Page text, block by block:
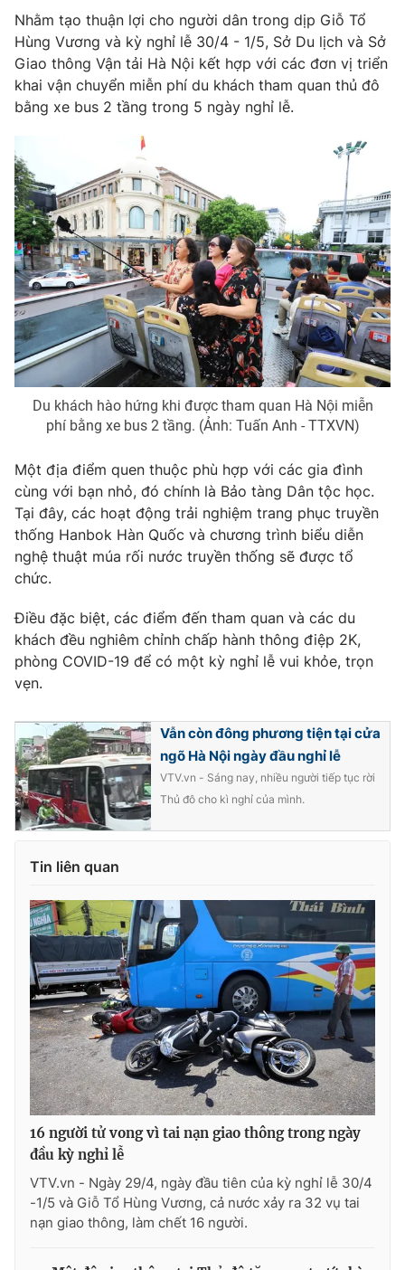
Góc doanh nghiệp
Truyền hình
Phim VTV
Hậu trường
Khán giả
Giải sao mai
Giải trí
Điện ảnh
Âm nhạc
Sao
Du lịch
Làm đẹp
Chất lượng cuộc sống
Giáo dục
Tuyển sinh
Học trực tuyến
Công nghệ
Hitech Công nghệ tương lai
Sản phẩm
Thị trường
Tư vấn
Giao lưu trực tuyến
Lịch phát sóng
Chuyên mục khác
Emagazine Podcast
Photo Infographic
Video Shorts video
VTV Sức khoẻ Bất động sản
VTV4 Vươn mình bằng AI
VTV9 VTV8
Liên hệ tòa soạn
THỜI BÁO VTV
Theo dõi báo trên
Cơ quan chủ quản:Đài Truyền hình Việt Nam
Cơ quan báo chí:Thời báo VTV
Giấy phép hoạt động báo in và báo điện tử số 483/GP-BTTTT
cấp ngày 29/12/2023
Tổng Biên tập:Vũ Thanh Thủy
Phó Tổng Biên tập: Nguyễn Thị Mỹ Hạnh, Phạm Quốc Thắng,
Nguyễn Trọng Ninh
Nhằm tạo thuận lợi cho người dân trong dịp Giỗ Tổ
Hùng Vương và kỳ nghỉ lễ 30/4 - 1/5, Sở Du lịch và Sở
Giao thông Vận tải Hà Nội kết hợp với các đơn vị triển
khai vận chuyển miễn phí du khách tham quan thủ đô
bằng xe bus 2 tầng trong 5 ngày nghỉ lễ.
Du khách hào hứng khi được tham quan Hà Nội miễn
phí bằng xe bus 2 tầng. (Ảnh: Tuấn Anh - TTXVN)
Một địa điểm quen thuộc phù hợp với các gia đình
cùng với bạn nhỏ, đó chính là Bảo tàng Dân tộc học.
Tại đây, các hoạt động trải nghiệm trang phục truyền
thống Hanbok Hàn Quốc và chương trình biểu diễn
nghệ thuật múa rối nước truyền thống sẽ được tổ
chức.
Điều đặc biệt, các điểm đến tham quan và các du
khách đều nghiêm chỉnh chấp hành thông điệp 2K,
phòng COVID-19 để có một kỳ nghỉ lễ vui khỏe, trọn
vẹn.
Vẫn còn đông phương tiện tại cửa
ngõ Hà Nội ngày đầu nghỉ lễ
VTV.vn - Sáng nay, nhiều người tiếp tục rời
Thủ đô cho kì nghỉ của mình.
Tin liên quan
16 người tử vong vì tai nạn giao thông trong ngày
đầu kỳ nghỉ lễ
VTV.vn - Ngày 29/4, ngày đầu tiên của kỳ nghỉ lễ 30/4
-1/5 và Giỗ Tổ Hùng Vương, cả nước xảy ra 32 vụ tai
nạn giao thông, làm chết 16 người.